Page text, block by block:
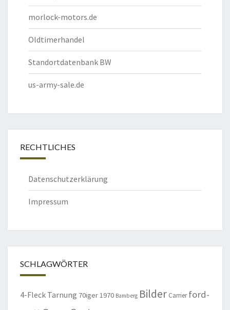
morlock-motors.de
Oldtimerhandel
Standortdatenbank BW
us-army-sale.de
RECHTLICHES
Datenschutzerklärung
Impressum
SCHLAGWÖRTER
4-Fleck Tarnung 70iger1970 Bamberg Bilder Carrier ford-